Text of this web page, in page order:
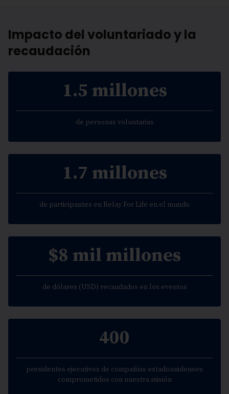
Impacto del voluntariado y la
recaudación
1.5 millones
de personas voluntarias
1.7 millones
de participantes en Relay For Life en el mundo
$8 mil millones
de dólares (USD) recaudados en los eventos
400
presidentes ejecutivos de compañías estadounidenses
comprometidos con nuestra misión